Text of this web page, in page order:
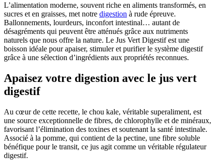
L’alimentation moderne, souvent riche en aliments transformés, en
sucres et en graisses, met notre digestion à rude épreuve.
Ballonnements, lourdeurs, inconfort intestinal… autant de
désagréments qui peuvent être atténués grâce aux nutriments
naturels que nous offre la nature. Le Jus Vert Digestif est une
boisson idéale pour apaiser, stimuler et purifier le système digestif
grâce à une sélection d’ingrédients aux propriétés reconnues.
Apaisez votre digestion avec le jus vert
digestif
Au cœur de cette recette, le chou kale, véritable superaliment, est
une source exceptionnelle de fibres, de chlorophylle et de minéraux,
favorisant l’élimination des toxines et soutenant la santé intestinale.
Associé à la pomme, qui contient de la pectine, une fibre soluble
bénéfique pour le transit, ce jus agit comme un véritable régulateur
digestif.